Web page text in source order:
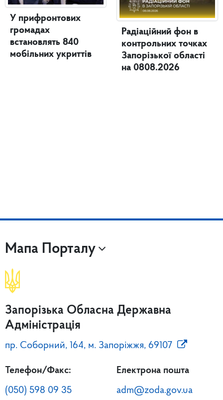
У прифронтових
громадах
встановлять 840
мобільних укриттів
Радіаційний фон в
контрольних точках
Запорізької області
на 0808.2026
Мапа Порталу
Запорізька Обласна Державна
Адміністрація
пр. Соборний, 164, м. Запоріжжя, 69107
Телефон/Факс:
(050) 598 09 35
Електрона пошта
adm@zoda.gov.ua